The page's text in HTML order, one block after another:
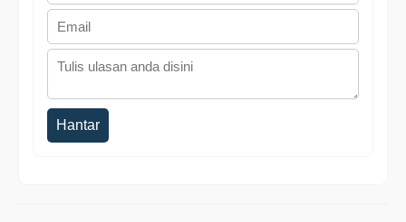
Hantar